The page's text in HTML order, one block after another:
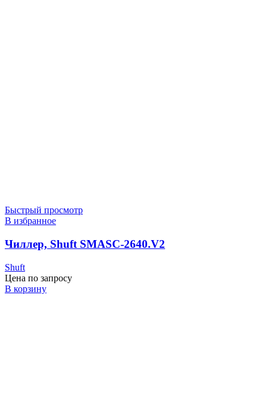
Быстрый просмотр
В избранное
Чиллер, Shuft SMASC-2640.V2
Shuft
Цена по запросу
В корзину